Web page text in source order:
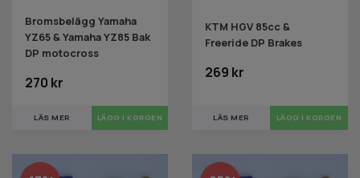
Bromsbelägg Yamaha
YZ65 & Yamaha YZ85 Bak
DP motocross
270 kr
LÄS MER
KTM HGV 85cc &
Freeride DP Brakes
269 kr
LÄS MER LÄGG I KORGEN